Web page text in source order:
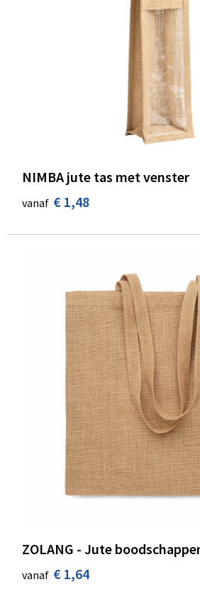
NIMBA jute tas met venster
vanaf € 1,48
ZOLANG - Jute
vanaf € 1,64